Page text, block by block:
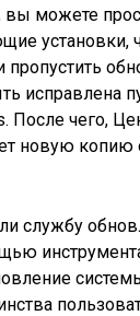
можете
установки,
пропустить
исправлена
После чего,
новую копию
службу